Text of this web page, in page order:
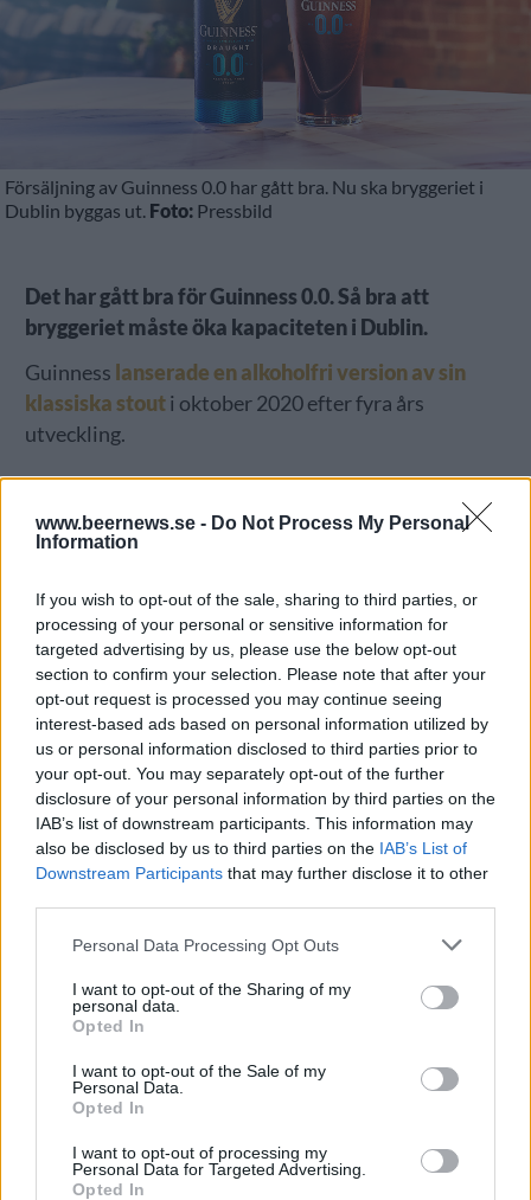
www.beernews.se - Do Not Process My Personal
Information
If you wish to opt-out of the sale, sharing to third parties, or
processing of your personal or sensitive information for
targeted advertising by us, please use the below opt-out
section to confirm your selection. Please note that after your
opt-out request is processed you may continue seeing
interest-based ads based on personal information utilized by
us or personal information disclosed to third parties prior to
your opt-out. You may separately opt-out of the further
disclosure of your personal information by third parties on the
IAB’s list of downstream participants. This information may
also be disclosed by us to third parties on the IAB’s List of
Downstream Participants that may further disclose it to other
Personal Data Processing Opt Outs
I want to opt-out of the Sharing of my
personal data.
Opted In
I want to opt-out of the Sale of my
Personal Data.
Opted In
I want to opt-out of processing my
Personal Data for Targeted Advertising.
Opted In
Försäljning av Guinness 0.0 har gått bra. Nu ska bryggeriet i
Dublin byggas ut. Foto: Pressbild
Det har gått bra för Guinness 0.0. Så bra att
bryggeriet måste öka kapaciteten i Dublin.
Guinness lanserade en alkoholfri version av sin
klassiska stouti oktober 2020 efter fyra års
utveckling.
Men ganska snartdrogs ölet tillbaka på grund av
förra sommarensom det släpptes igen
. Tidigare i år
släpptes den även i Sverige.
Och den här gången verkar det som att det har gått
bättre för Guinness.
Just försäljningen av 0.0 sägs vara orsaken till att
man nu bygger ut St James’s Gate Brewery i Dublin.